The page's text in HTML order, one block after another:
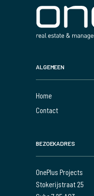
ALGEMEEN
Home
Contact
BEZOEKADRES
OnePlus Projects
Stokerijstraat 25